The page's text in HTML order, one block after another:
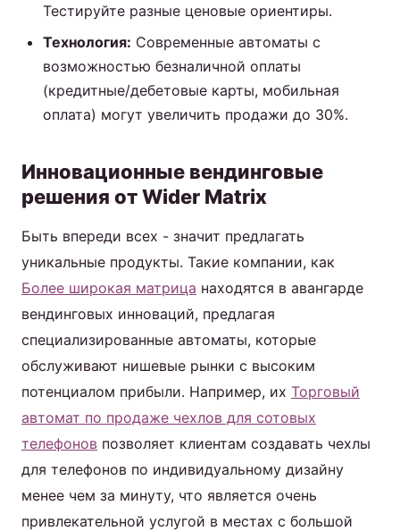
Тестируйте разные ценовые ориентиры.
Технология: Современные автоматы с
возможностью безналичной оплаты
(кредитные/дебетовые карты, мобильная
оплата) могут увеличить продажи до 30%.
Инновационные вендинговые
решения от Wider Matrix
Быть впереди всех - значит предлагать
уникальные продукты. Такие компании, как
Более широкая матрица находятся в авангарде
вендинговых инноваций, предлагая
специализированные автоматы, которые
обслуживают нишевые рынки с высоким
потенциалом прибыли. Например, их Торговый
автомат по продаже чехлов для сотовых
телефонов позволяет клиентам создавать чехлы
для телефонов по индивидуальному дизайну
менее чем за минуту, что является очень
привлекательной услугой в местах с большой